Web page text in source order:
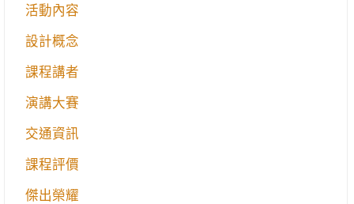
活動內容
設計概念
課程講者
演講大賽
交通資訊
課程評價
傑出榮耀